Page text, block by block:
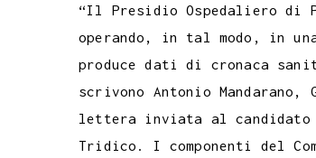
c
e
b
o
o
i
t
t
e
r
a
t
s
A
l
e
g
r
s
s
a
g
e
n
t
e
r
e
“Il Presidio Ospedaliero di
operando, in tal modo, in
produce dati di cronaca
scrivono Antonio
lettera inviata al candidato
Tridico. I componenti del